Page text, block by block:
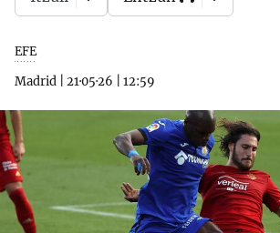
EFE
Madrid
21·05·26 12:59